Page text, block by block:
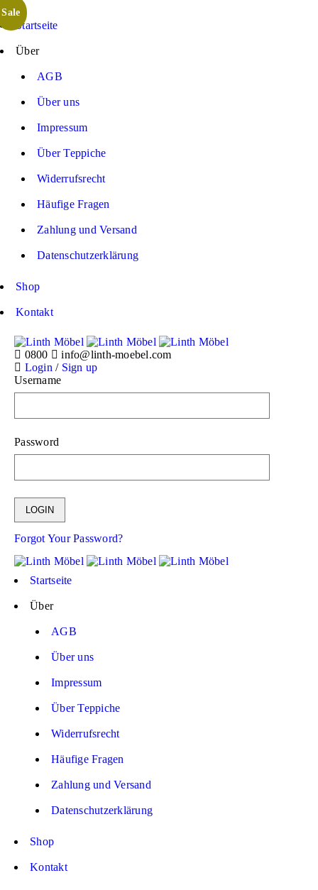
Startseite
Über
AGB
Über uns
Impressum
Über Teppiche
Widerrufsrecht
Häufige Fragen
Zahlung und Versand
Datenschutzerklärung
Shop
Kontakt
0800
info@linth-moebel.com
Login / Sign up
Username
Password
Forgot Your Password?
Startseite
Über
AGB
Über uns
Impressum
Über Teppiche
Widerrufsrecht
Häufige Fragen
Zahlung und Versand
Datenschutzerklärung
Shop
Kontakt
Sale